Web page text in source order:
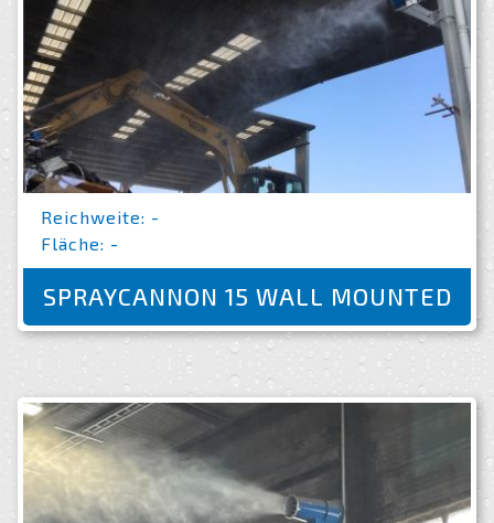
Reichweite: -
Fläche: -
SPRAYCANNON 15 WALL MOUNTED